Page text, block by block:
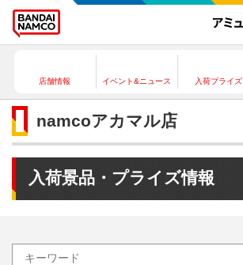
店舗情報 イベント&ニュース 入荷プライズ
namcoアカマル店
入荷景品・プライズ情報